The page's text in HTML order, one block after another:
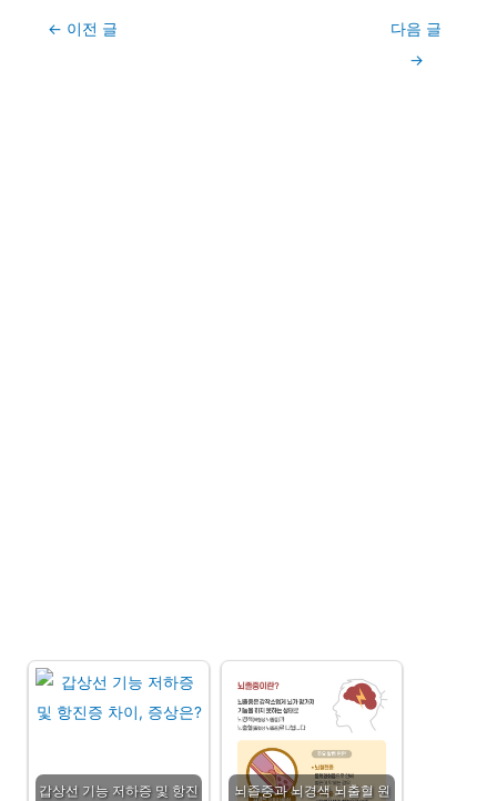
Post← 이전 글
다음 글
→
갑상선 기능 저하증 및 항진
뇌졸중과 뇌경색 뇌출혈 원